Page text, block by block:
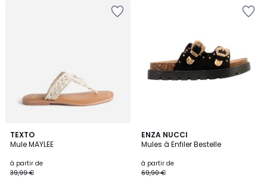
TEXTO
Mule MAYLEE
à partir de
39,99 €
2
Couleurs
ENZA NUCCI
Mules à Enfiler Bestelle
à partir de
69,90 €
4
Couleurs